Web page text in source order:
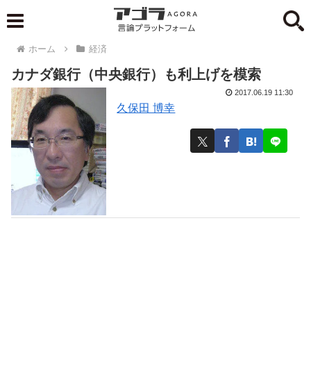
ホーム 経済
カナダ銀行（中央銀行）も利上げを模索
久保田 博幸
2017.06.19 11:30